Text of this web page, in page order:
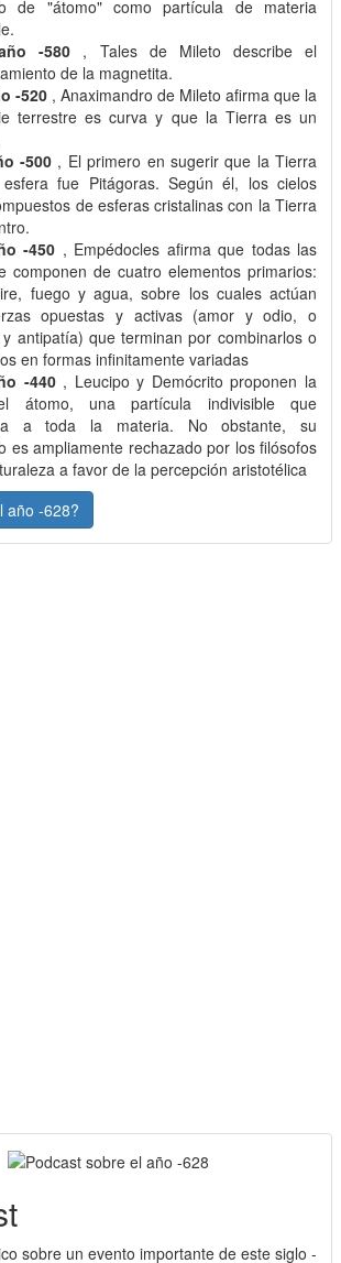
de "átomo" como partícula de materia
-580 , Tales de Mileto describe el
de la magnetita.
-520 , Anaximandro de Mileto afirma que la
terrestre es curva y que la Tierra es un
-500 , El primero en sugerir que la Tierra
fue Pitágoras. Según él, los cielos
de esferas cristalinas con la Tierra
-450 , Empédocles afirma que todas las
componen de cuatro elementos primarios:
fuego y agua, sobre los cuales actúan
opuestas y activas (amor y odio, o
antipatía) que terminan por combinarlos o
en formas infinitamente variadas
-440 , Leucipo y Demócrito proponen la
átomo, una partícula indivisible que
a toda la materia. No obstante, su
es ampliamente rechazado por los filósofos
a favor de la percepción aristotélica
año -628?
sobre un evento importante de este siglo -